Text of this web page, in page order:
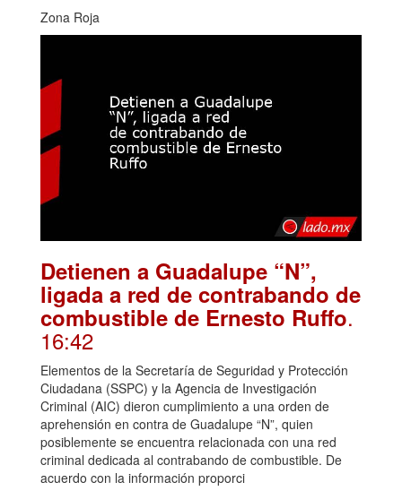
Zona Roja
Detienen a Guadalupe “N”,
ligada a red de contrabando de
combustible de Ernesto Ruffo.
16:42
Elementos de la Secretaría de Seguridad y Protección
Ciudadana (SSPC) y la Agencia de Investigación
Criminal (AIC) dieron cumplimiento a una orden de
aprehensión en contra de Guadalupe “N”, quien
posiblemente se encuentra relacionada con una red
criminal dedicada al contrabando de combustible. De
acuerdo con la información proporci